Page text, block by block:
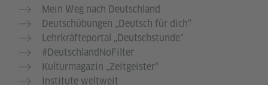
Mein Weg nach Deutschland
Deutschübungen „Deutsch für dich“
Lehrkräfteportal „Deutschstunde“
#DeutschlandNoFilter
Kulturmagazin „Zeitgeister“
Institute weltweit